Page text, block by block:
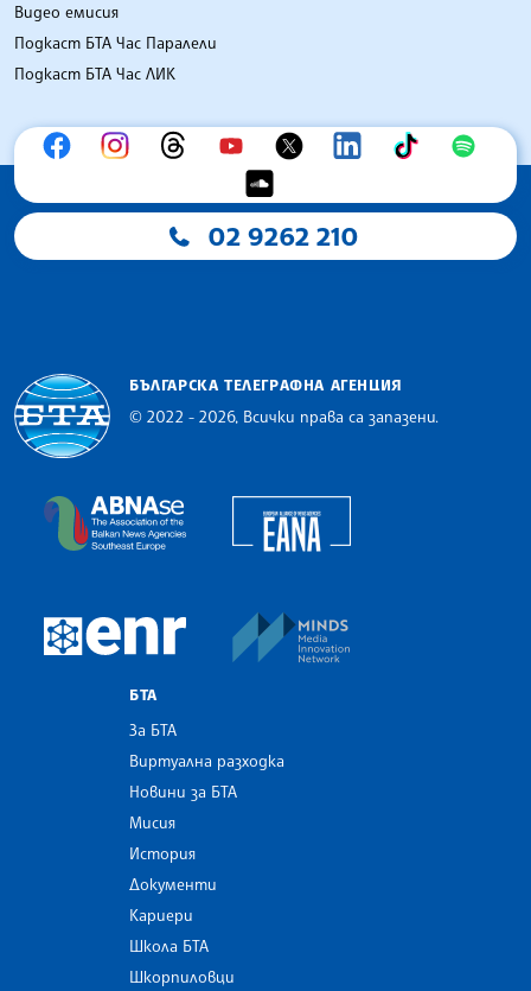
Видео емисия
Подкаст БТА Час Паралели
Подкаст БТА Час ЛИК
02 9262 210
БЪЛГАРСКА ТЕЛЕГРАФНА АГЕНЦИЯ
© 2022 - 2026, Всички права са запазени.
The Assocoation of the Balkan News Agencies
European Newsroom
БТА
За БТА
Виртуална разходка
Новини за БТА
Мисия
История
Документи
Кариери
Школа БТА
Шкорпиловци